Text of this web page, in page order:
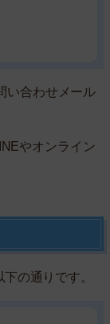
い合わせメール
やオンライン
の通りです。